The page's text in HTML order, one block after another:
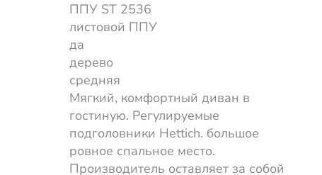
ППУ ST 2536
листовой ППУ
да
дерево
средняя
Мягкий, комфортный диван в
гостиную. Регулируемые
подголовники Hettich. большое
ровное спальное место.
Производитель оставляет за собой